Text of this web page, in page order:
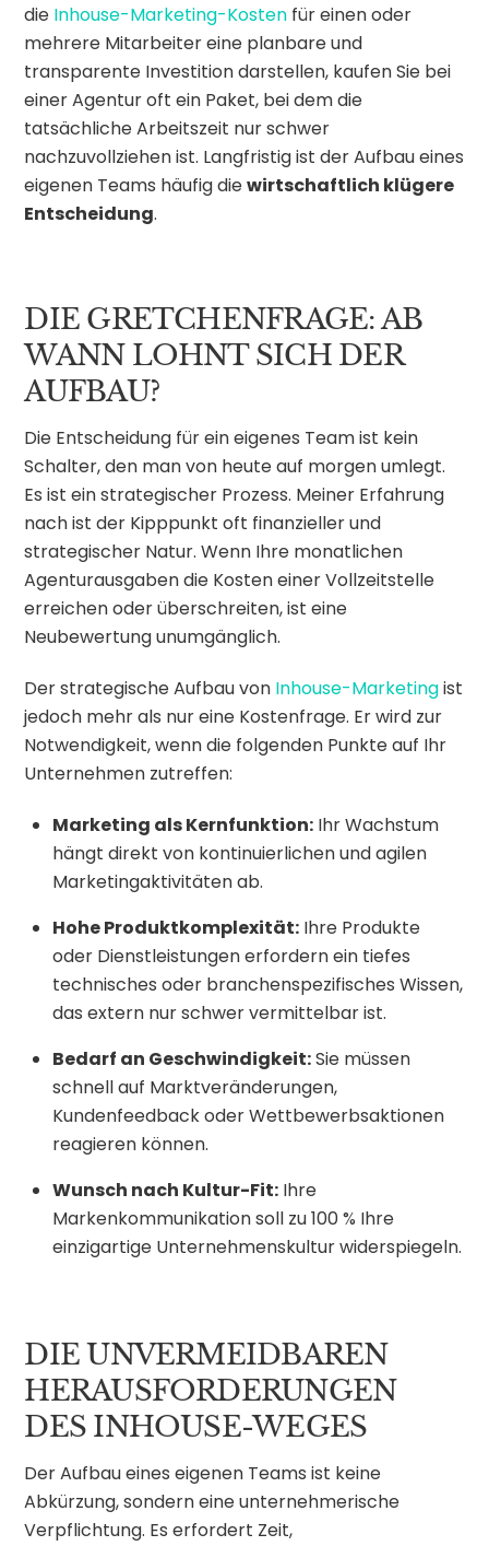
die Inhouse-Marketing-Kosten für einen oder
mehrere Mitarbeiter eine planbare und
transparente Investition darstellen, kaufen Sie bei
einer Agentur oft ein Paket, bei dem die
tatsächliche Arbeitszeit nur schwer
nachzuvollziehen ist. Langfristig ist der Aufbau eines
eigenen Teams häufig diewirtschaftlich klügere
Entscheidung.
DIE GRETCHENFRAGE: AB
WANN LOHNT SICH DER
AUFBAU?
Die Entscheidung für ein eigenes Team ist kein
Schalter, den man von heute auf morgen umlegt.
Es ist ein strategischer Prozess. Meiner Erfahrung
nach ist der Kipppunkt oft finanzieller und
strategischer Natur. Wenn Ihre monatlichen
Agenturausgaben die Kosten einer Vollzeitstelle
erreichen oder überschreiten, ist eine
Neubewertung unumgänglich.
Der strategische Aufbau von Inhouse-Marketingist
jedoch mehr als nur eine Kostenfrage. Er wird zur
Notwendigkeit, wenn die folgenden Punkte auf Ihr
Unternehmen zutreffen:
Marketing als Kernfunktion: Ihr Wachstum
hängt direkt von kontinuierlichen und agilen
Marketingaktivitäten ab.
Hohe Produktkomplexität: Ihre Produkte
oder Dienstleistungen erfordern ein tiefes
technisches oder branchenspezifisches Wissen,
das extern nur schwer vermittelbar ist.
Bedarf an Geschwindigkeit:Sie müssen
schnell auf Marktveränderungen,
Kundenfeedback oder Wettbewerbsaktionen
reagieren können.
Wunsch nach Kultur-Fit: Ihre
Markenkommunikation soll zu 100 % Ihre
einzigartige Unternehmenskultur widerspiegeln.
DIE UNVERMEIDBAREN
HERAUSFORDERUNGEN
DES INHOUSE-WEGES
Der Aufbau eines eigenen Teams ist keine
Abkürzung, sondern eine unternehmerische
Verpflichtung. Es erfordert Zeit,